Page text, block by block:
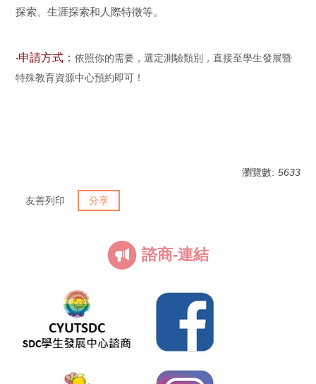
探索、生涯探索和人際特徵等。
‧申請方式： 依照你的需要，選定測驗類別，直接至學生發展暨
特殊教育資源中心預約即可！
瀏覽數: 5633
友善列印 分享
諮商-連結